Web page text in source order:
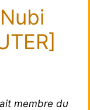
membre du